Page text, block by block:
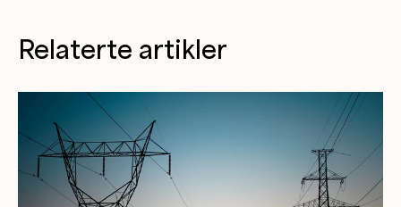
Relaterte artikler